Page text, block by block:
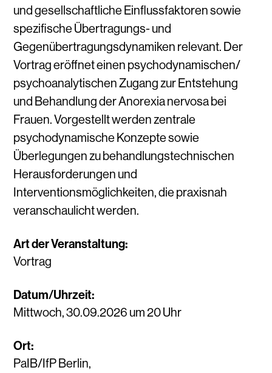
und gesellschaftliche Einflussfaktoren sowie
spezifischeÜbertragungs- und
Gegenübertragungsdynamiken relevant. Der
Vortrag eröffnet einen psychodynamischen/
psychoanalytischen Zugang zur Entstehung
und Behandlung der Anorexia nervosa bei
Frauen. Vorgestellt werden zentrale
psychodynamische Konzepte sowie
Überlegungen zu behandlungstechnischen
Herausforderungen und
Interventionsmöglichkeiten, die praxisnah
veranschaulicht werden.
Art der Veranstaltung:
Vortrag
Datum/Uhrzeit:
Mittwoch, 30.09.2026 um 20 Uhr
Ort:
PaIB/IfP Berlin,